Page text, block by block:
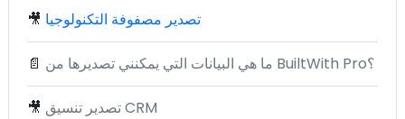
🎥 تصدير مصفوفة التكنولوجيا
📄 ما هي البيانات التي يمكنني تصديرها من BuiltWith Pro؟
🎥 تصدير تنسيق CRM